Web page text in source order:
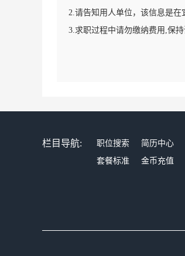
2.请告知用人单位，该信息是在
3.求职过程中请勿缴纳费用,保持
栏目导航: 职位搜索 简历中心
套餐标准
金币充值